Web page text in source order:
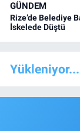
GÜNDEM
Rize’de Belediye
İskelede Düştü
Yükleniyor...